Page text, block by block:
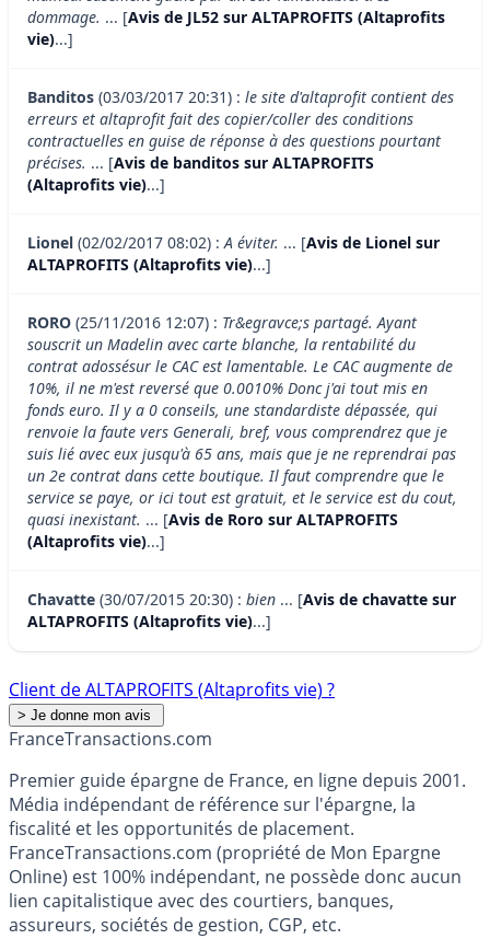
dommage. ... [Avis de JL52 sur ALTAPROFITS (Altaprofits
vie)...]
Banditos (03/03/2017 20:31) : le site d'altaprofit contient des
erreurs et altaprofit fait des copier/coller des conditions
contractuelles en guise de réponse à des questions pourtant
précises. ... [Avis de banditos sur ALTAPROFITS
(Altaprofits vie)...]
Lionel (02/02/2017 08:02) :A éviter. ... [Avis de Lionel sur
ALTAPROFITS (Altaprofits vie)...]
RORO (25/11/2016 12:07) : Tr&egravce;s partagé. Ayant
souscrit un Madelin avec carte blanche, la rentabilité du
contrat adossésur le CAC est lamentable. Le CAC augmente de
10%, il ne m'est reversé que 0.0010% Donc j'ai tout mis en
fonds euro. Il y a 0 conseils, une standardiste dépassée, qui
renvoie la faute vers Generali, bref, vous comprendrez que je
suis lié avec eux jusqu'à 65 ans, mais que je ne reprendrai pas
un 2e contrat dans cette boutique. Il faut comprendre que le
service se paye, or ici tout est gratuit, et le service est du cout,
quasi inexistant. ... [Avis de Roro sur ALTAPROFITS
(Altaprofits vie)...]
Chavatte (30/07/2015 20:30) : bien ... [Avis de chavatte sur
ALTAPROFITS (Altaprofits vie)...]
Client de ALTAPROFITS (Altaprofits vie) ?
FranceTransactions.com
Premier guide épargne de France, en ligne depuis 2001.
Média indépendant de référence sur l'épargne, la
fiscalité et les opportunités de placement.
FranceTransactions.com (propriété de Mon Epargne
Online) est 100% indépendant, ne possède donc aucun
lien capitalistique avec des courtiers, banques,
assureurs, sociétés de gestion, CGP, etc.